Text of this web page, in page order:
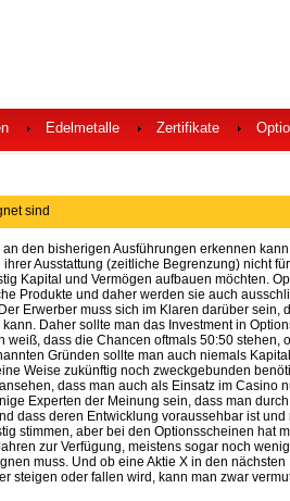
Edelmetalle Zertifikate
sind
an den bisherigen Ausführungen erkennen
ihrer Ausstattung (zeitliche Begrenzung) nicht
Kapital und Vermögen aufbauen möchten.
Produkte und daher werden sie auch
Erwerber muss sich im Klaren darüber sein,
Daher sollte man das Investment in
weiß, dass die Chancen oftmals 50:50 stehen,
Gründen sollte man auch niemals
Weise zukünftig noch zweckgebunden
dass man auch als Einsatz im Casino
Experten der Meinung sein, dass man
dass deren Entwicklung voraussehbar ist und
stimmen, aber bei den Optionsscheinen hat
zur Verfügung, meistens sogar noch
muss. Und ob eine Aktie X in den
steigen oder fallen wird, kann man zwar